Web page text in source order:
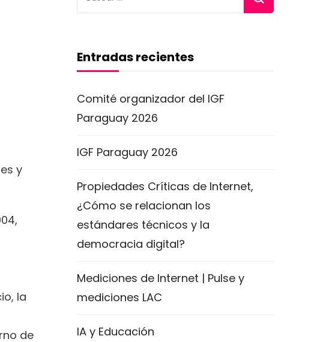
y
la
de
Entradas recientes
Comité organizador del IGF
Paraguay 2026
IGF Paraguay 2026
Propiedades Críticas de Internet,
¿Cómo se relacionan los
estándares técnicos y la
democracia digital?
Mediciones de Internet | Pulse y
mediciones LAC
IA y Educación